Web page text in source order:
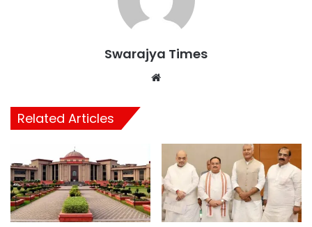
Swarajya Times
Related Articles